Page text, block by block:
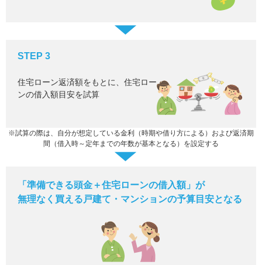
STEP 3
住宅ローン返済額をもとに、住宅ロー
ンの借入額目安を試算
※試算の際は、自分が想定している金利（時期や借り方による）および返済期
間（借入時～定年までの年数が基本となる）を設定する
「準備できる頭金＋住宅ローンの借入額」が
無理なく買える戸建て・マンションの予算目安となる